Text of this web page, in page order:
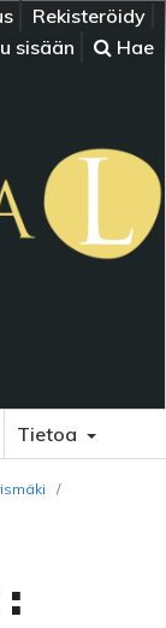
Rekisteröidy
sisään
Hae
Tietoa
/